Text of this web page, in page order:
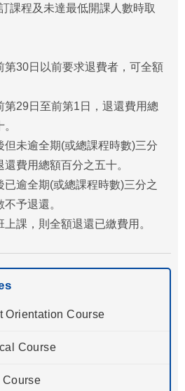
課程及未達最低開課人數時取
第30日以前要求退費者，可全額
第29日至前第1日，退還費用總
但未逾全期(或總課程時數)三分
費用總額百分之五十。
已逾全期(或總課程時數)三分之
予退還。
上課，則全額退還已繳費用。
Orientation Course
Course